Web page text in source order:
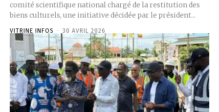
comité scientifique national chargé de la restitution des
biens culturels, une initiative décidée par le président...
VITRINE INFOS - 30 AVRIL 2026